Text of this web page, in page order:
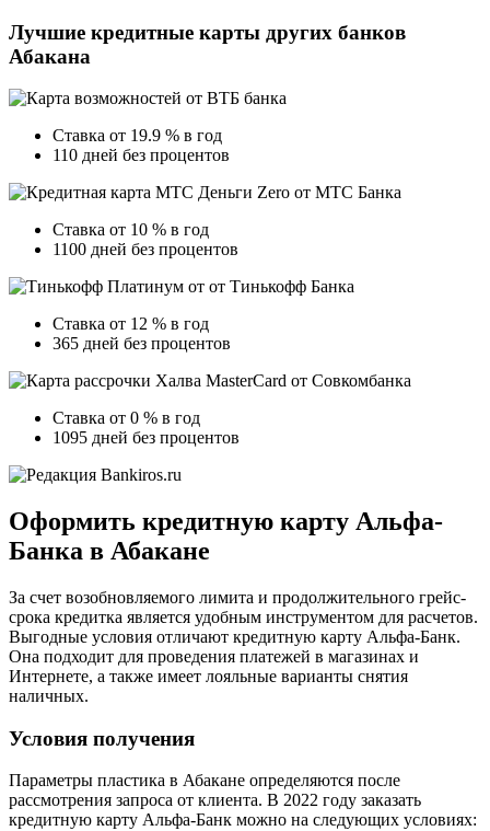
Лучшие кредитные карты других банков
Абакана
Ставка от 19.9 % в год
110 дней без процентов
Ставка от 10 % в год
1100 дней без процентов
Ставка от 12 % в год
365 дней без процентов
Ставка от 0 % в год
1095 дней без процентов
Оформить кредитную карту Альфа-
Банка в Абакане
За счет возобновляемого лимита и продолжительного грейс-
срока кредитка является удобным инструментом для расчетов.
Выгодные условия отличают кредитную карту Альфа-Банк.
Она подходит для проведения платежей в магазинах и
Интернете, а также имеет лояльные варианты снятия
наличных.
Условия получения
Параметры пластика в Абакане определяются после
рассмотрения запроса от клиента. В 2022 году заказать
кредитную карту Альфа-Банк можно на следующих условиях: